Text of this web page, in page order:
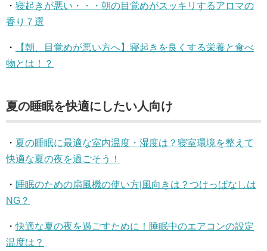
・ 寝起きが悪い・・・朝の目覚めがスッキリするアロマの
香り７選
・
【朝、目覚めが悪い方へ】寝起きを良くする栄養と食べ
物とは！？
夏の睡眠を快適にしたい人向け
・ 夏の睡眠に最適な室内温度・湿度は？寝室環境を整えて
快適な夏の夜を過ごそう！
・ 睡眠のための扇風機の使い方|風向きは？つけっぱなしは
NG？
・快適な夏の夜を過ごすために！睡眠中のエアコンの設定
温度は？